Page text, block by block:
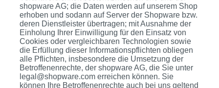
shopware AG; die Daten werden auf unserem Shop
erhoben und sodann auf Server der Shopware bzw.
deren Dienstleister übertragen; mit Ausnahme der
Einholung Ihrer Einwilligung für den Einsatz von
Cookies oder vergleichbaren Technologien sowie
die Erfüllung dieser Informationspflichten obliegen
alle Pflichten, insbesondere die Umsetzung der
Betroffenenrechte, der shopware AG, die Sie unter
legal@shopware.com erreichen können. Sie
können Ihre Betroffenenrechte auch bei uns geltend